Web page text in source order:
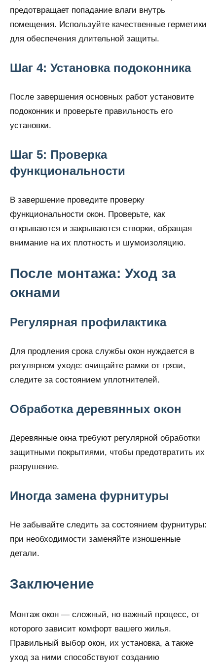
предотвращает попадание влаги внутрь
помещения. Используйте качественные герметики
для обеспечения длительной защиты.
Шаг 4: Установка подоконника
После завершения основных работ установите
подоконник и проверьте правильность его
установки.
Шаг 5: Проверка
функциональности
В завершение проведите проверку
функциональности окон. Проверьте, как
открываются и закрываются створки, обращая
внимание на их плотность и шумоизоляцию.
После монтажа: Уход за
окнами
Регулярная профилактика
Для продления срока службы окон нуждается в
регулярном уходе: очищайте рамки от грязи,
следите за состоянием уплотнителей.
Обработка деревянных окон
Деревянные окна требуют регулярной обработки
защитными покрытиями, чтобы предотвратить их
разрушение.
Иногда замена фурнитуры
Не забывайте следить за состоянием фурнитуры:
при необходимости заменяйте изношенные
детали.
Заключение
Монтаж окон — сложный, но важный процесс, от
которого зависит комфорт вашего жилья.
Правильный выбор окон, их установка, а также
уход за ними способствуют созданию